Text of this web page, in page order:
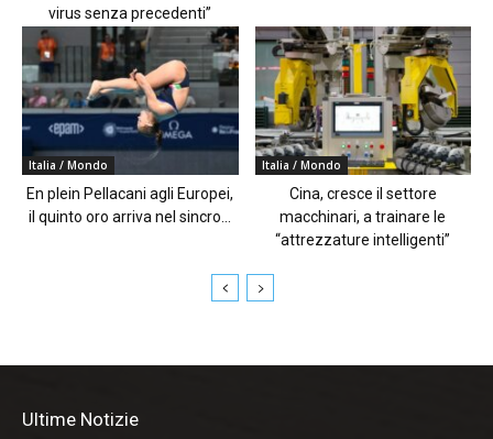
virus senza precedenti”
Italia / Mondo
En plein Pellacani agli Europei,
il quinto oro arriva nel sincro...
Italia / Mondo
Cina, cresce il settore
macchinari, a trainare le
“attrezzature intelligenti”
Ultime Notizie